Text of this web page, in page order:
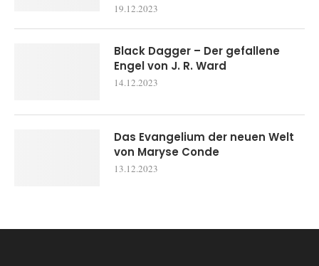
19.12.2023
Black Dagger – Der gefallene
Engel von J. R. Ward
14.12.2023
Das Evangelium der neuen Welt
von Maryse Conde
13.12.2023